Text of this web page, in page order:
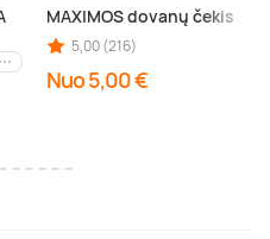
Palanga (aps.), Nida (aps.),
Kiti miestai
MAXIMOS dovanų čekis
5,00 (216)
Nuo 5,00 €